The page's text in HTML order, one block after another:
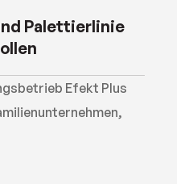
Palettierlinie
Efekt Plus